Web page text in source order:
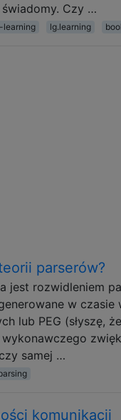
Czy …
learning lg.learning
parserów?
jest rozwidleniem
w
lub PEG (słyszę,
samej …
komunikacji